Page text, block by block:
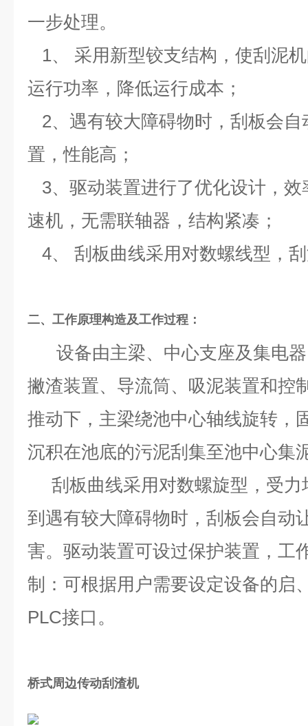
一步处理。
1、 采用新型铰支结构，使刮泥
运行功率，降低运行成本；
2、遇有较大障碍物时，刮板会自
置，性能高；
3、驱动装置进行了优化设计，
速机，无需联轴器，结构紧凑；
4、 刮板曲线采用对数螺线型，
二、工作原理构造及工作过程：
设备由主梁、中心支座及集电器
撇渣装置、导流筒、吸泥装置和控
推动下，主梁绕池中心轴线旋转，
沉积在池底的污泥刮集至池中心集
刮板曲线采用对数螺旋型，受力
到遇有较大障碍物时，刮板会自动
害。驱动装置可设过保护装置，工
制：可根据用户需要设定设备的启
PLC接口。
桥式周边传动刮渣机